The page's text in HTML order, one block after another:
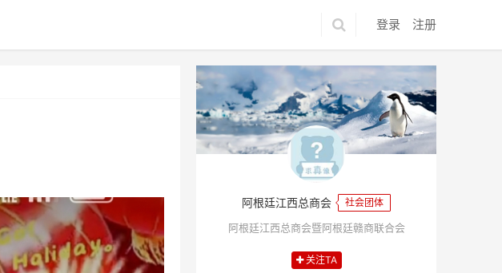
登录 注册
阿根廷江西总商会 社会团体
阿根廷江西总商会暨阿根廷赣商联合会
关注TA